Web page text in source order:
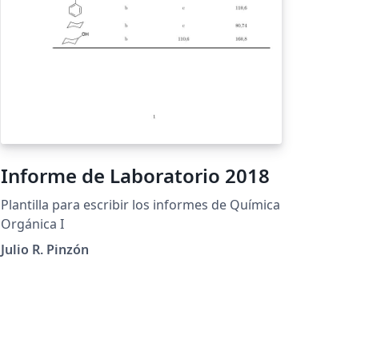
Informe de Laboratorio 2018
Plantilla para escribir los informes de Química
Orgánica I
Julio R. Pinzón